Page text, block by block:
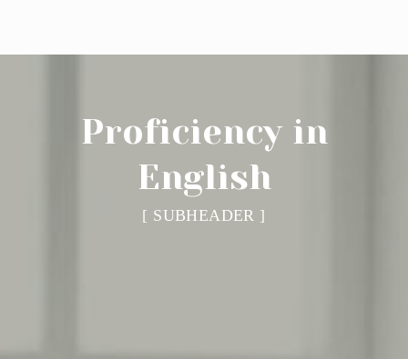
Proficiency in
English
[ SUBHEADER ]